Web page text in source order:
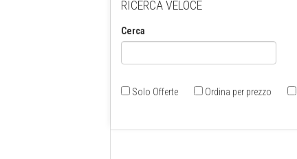
RICERCA VELOCE
Cerca
Solo Offerte Ordina per prezzo